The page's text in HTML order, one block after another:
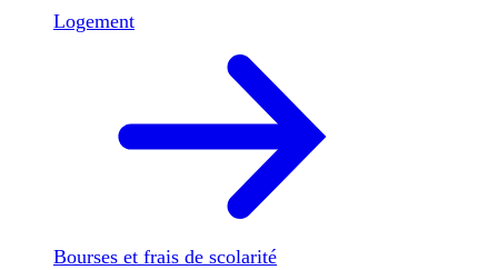
Logement
Bourses et frais de scolarité